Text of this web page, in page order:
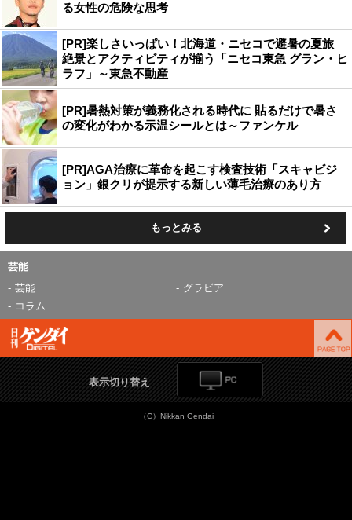
る女性の危険な思考
[PR]楽しさいっぱい！北海道・ニセコで避暑の夏旅
絶景とアクティビティが揃う「ニセコ東急 グラン・ヒ
ラフ」～東急不動産
[PR]暑熱対策が義務化される時代に 貼るだけで暑さ
の変化がわかる示温シールとは～ファンケル
[PR]AGA治療に革命を起こす検査技術「スキャビジ
ョン」銀クリが提示する新しい薄毛治療のあり方
もっとみる
芸能
芸能
グラビア
コラム
表示切り替え
（C）Nikkan Gendai